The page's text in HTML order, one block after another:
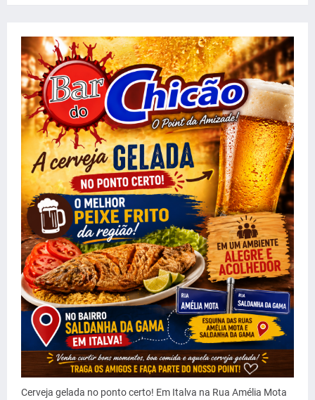
Cerveja gelada no ponto certo! Em Italva na Rua Amélia Mota